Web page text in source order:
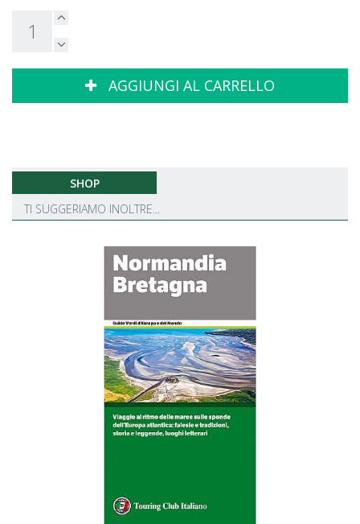
AGGIUNGI AL CARRELLO
SHOP
TI SUGGERIAMO INOLTRE...